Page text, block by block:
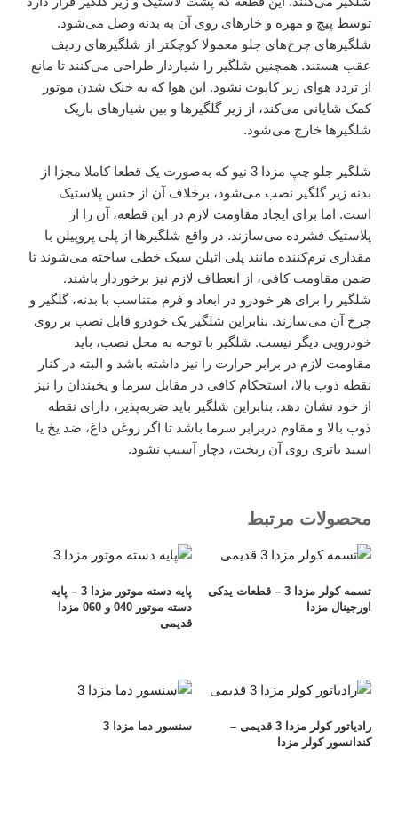
توسط پیچ و مهره و خارهای روی آن به بدنه وصل می‌شود.
شلگیرهای چرخ‌های جلو معمولا کوچکتر از شلگیرهای ردیف
عقب هستند. همچنین شلگیر را شیاردار طراحی می‌کنند تا مانع
از تردد هوای زیر کاپوت نشود. این هوا که به خنک شدن موتور
کمک شایانی می‌کند، از زیر گلگیرها و بین شیارهای باریک
شلگیرها خارج می‌شود.
شلگیر جلو چپ مزدا 3 نیو که به‌صورت یک قطعا کاملا مجزا از
بدنه زیر گلگیر نصب می‌شود، برخلاف آن از جنس پلاستیک
است. اما برای ایجاد مقاومت لازم در این قطعه، آن را از
پلاستیک فشرده می‌سازند. در واقع شلگیرها از پلی پروپیلن با
مقداری نرم‌کننده مانند پلی اتیلن سبک خطی ساخته می‌شوند تا
ضمن مقاومت کافی، از انعطاف لازم نیز برخوردار باشند.
شلگیر را برای هر خودرو در ابعاد و فرم متناسب با بدنه، گلگیر و
چرخ آن می‌سازند. بنابراین شلگیر یک خودرو قابل نصب بر روی
خودرویی دیگر نیست. شلگیر با توجه به محل نصب، باید
مقاومت لازم در برابر حرارت را نیز داشته باشد و البته در کنار
نقطه ذوب بالا، استحکام کافی در مقابل سرما و یخبندان را نیز
از خود نشان دهد. بنابراین شلگیر باید ضربه‌پذیر، دارای نقطه
ذوب بالا و مقاوم دربرابر سرما باشد تا اگر روغن داغ، ضد یخ یا
اسید باتری روی آن ریخت، دچار آسیب نشود.
محصولات مرتبط
تسمه کولر مزدا 3 – قطعات یدکی
اورجینال مزدا
پایه دسته موتور مزدا 3 – پایه
دسته موتور 040 و 060 مزدا
قدیمی
رادیاتور کولر مزدا 3 قدیمی –
کندانسور کولر مزدا
سنسور دما مزدا 3